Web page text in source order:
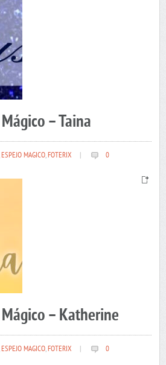
– Taina
ESPEJO MAGICO,FOTERIX 0
– Katherine
ESPEJO MAGICO,FOTERIX 0